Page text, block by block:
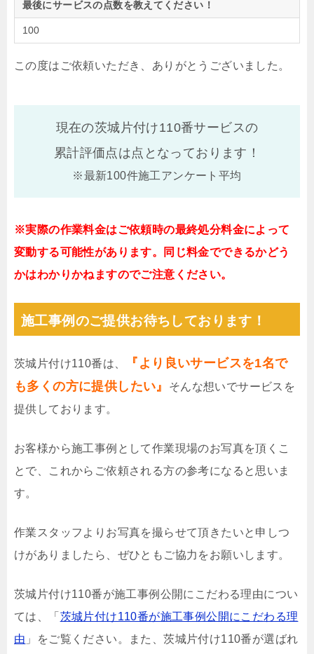
最後にサービスの点数を教えてください！
100
この度はご依頼いただき、ありがとうございました。
現在の茨城片付け110番サービスの
累計評価点は点となっております！
※最新100件施工アンケート平均
※実際の作業料金はご依頼時の最終処分料金によって
変動する可能性があります。同じ料金でできるかどう
かはわかりかねますのでご注意ください。
施工事例のご提供お待ちしております！
茨城片付け110番は、
『より良いサービスを1名で
も多くの方に提供したい』
そんな想いでサービスを
提供しております。
お客様から施工事例として作業現場のお写真を頂くこ
とで、これからご依頼される方の参考になると思いま
す。
作業スタッフよりお写真を撮らせて頂きたいと申しつ
けがありましたら、ぜひともご協力をお願いします。
茨城片付け110番が施工事例公開にこだわる理由につい
ては、「 茨城片付け110番が施工事例公開にこだわる理
由 」をご覧ください。また、茨城片付け110番が選ばれ